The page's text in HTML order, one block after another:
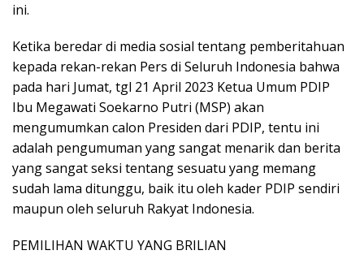
ini.
Ketika beredar di media sosial tentang pemberitahuan
kepada rekan-rekan Pers di Seluruh Indonesia bahwa
pada hari Jumat, tgl 21 April 2023 Ketua Umum PDIP
Ibu Megawati Soekarno Putri (MSP) akan
mengumumkan calon Presiden dari PDIP, tentu ini
adalah pengumuman yang sangat menarik dan berita
yang sangat seksi tentang sesuatu yang memang
sudah lama ditunggu, baik itu oleh kader PDIP sendiri
maupun oleh seluruh Rakyat Indonesia.
PEMILIHAN WAKTU YANG BRILIAN